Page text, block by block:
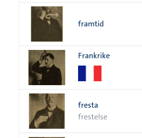
framtid
Frankrike
fresta
frestelse